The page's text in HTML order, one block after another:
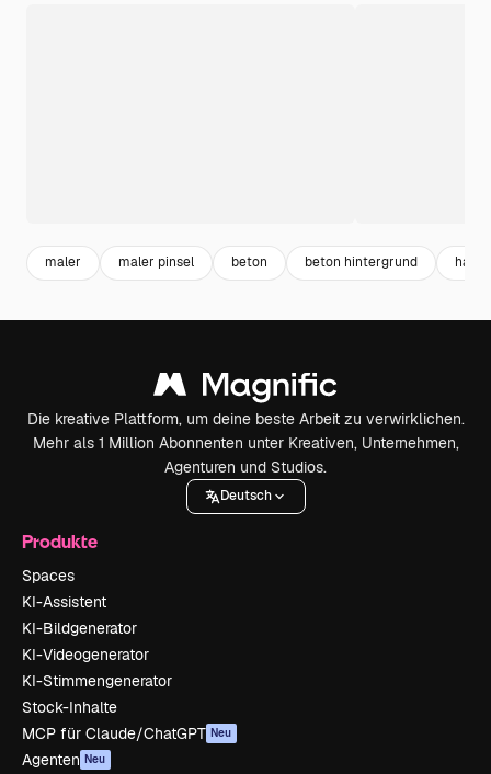
maler maler pinsel beton beton hintergrund
Die kreative Plattform, um deine beste Arbeit zu verwirklichen.
Mehr als 1 Million Abonnenten unter Kreativen, Unternehmen,
Agenturen und Studios.
Deutsch
Produkte
Spaces
KI-Assistent
KI-Bildgenerator
KI-Videogenerator
KI-Stimmengenerator
Stock-Inhalte
MCP für Claude/ChatGPT Neu
Agenten Neu